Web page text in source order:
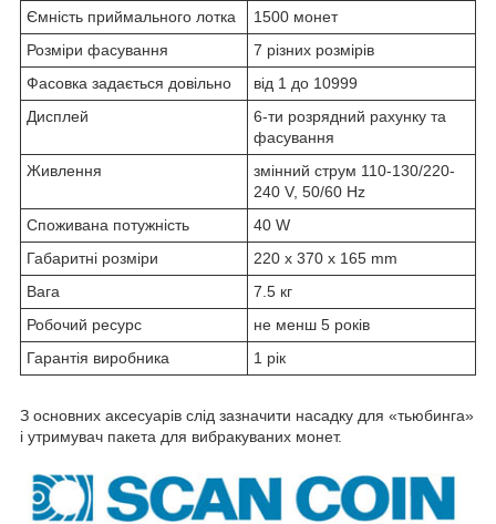
Ємність приймального лотка
1500 монет
Розміри фасування
7 різних розмірів
Фасовка задається довільно
від 1 до 10999
Дисплей
6-ти розрядний рахунку та
фасування
Живлення
змінний струм 110-130/220-
240 V, 50/60 Hz
Споживана потужність
40 W
Габаритні розміри
220 х 370 х 165 mm
Вага
7.5 кг
Робочий ресурс
не менш 5 років
Гарантія виробника
1 рік
З основних аксесуарів слід зазначити насадку для «тьюбинга»
і утримувач пакета для вибракуваних монет.